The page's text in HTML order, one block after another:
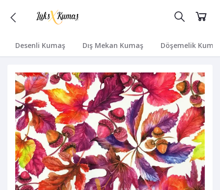
Desenli Kumaş Dış Mekan Kumaş Döşemelik